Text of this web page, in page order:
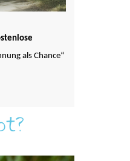
als Chance“